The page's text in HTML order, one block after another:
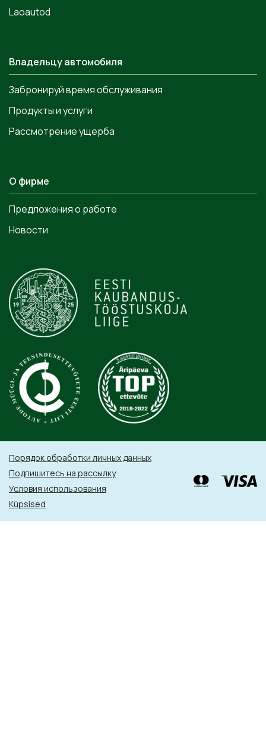
Laoautod
Владельцу автомобиля
Забронируй время обслуживания
Продукты и услуги
Рассмотрение ущерба
О фирме
Предложения о работе
Новости
Порядок обработки личных данных
Подпишитесь на рассылку
Условия использования
Küpsised